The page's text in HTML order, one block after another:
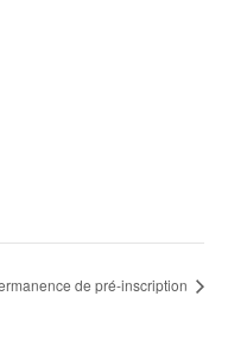
de pré-inscription